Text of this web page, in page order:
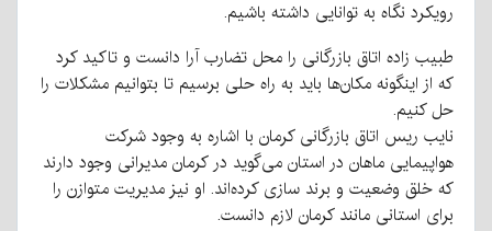
رویکرد نگاه به توانایی داشته باشیم.
طبیب زاده اتاق بازرگانی را محل تضارب آرا دانست و تاکید کرد
که از اینگونه مکان‌ها باید به راه حلی برسیم تا بتوانیم مشکلات را
حل کنیم.
نایب ریس اتاق بازرگانی کرمان با اشاره به وجود شرکت
هواپیمایی ماهان در استان می‌گوید در کرمان مدیرانی وجود دارند
که خلق وضعیت و برند سازی کرده‌اند. او نیز مدیریت متوازن را
برای استانی مانند کرمان لازم دانست.